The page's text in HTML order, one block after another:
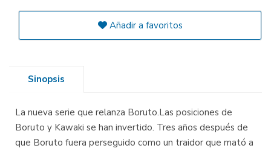
Añadir a favoritos
Sinopsis
La nueva serie que relanza Boruto.Las posiciones de
Boruto y Kawaki se han invertido. Tres años después de
que Boruto fuera perseguido como un traidor que mató a